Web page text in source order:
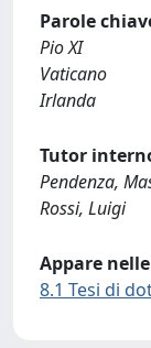
Parole
Pio XI
Vaticano
Irlanda
Tutor
Pendenza,
Rossi, Luigi
Appare
8.1 Tesi di